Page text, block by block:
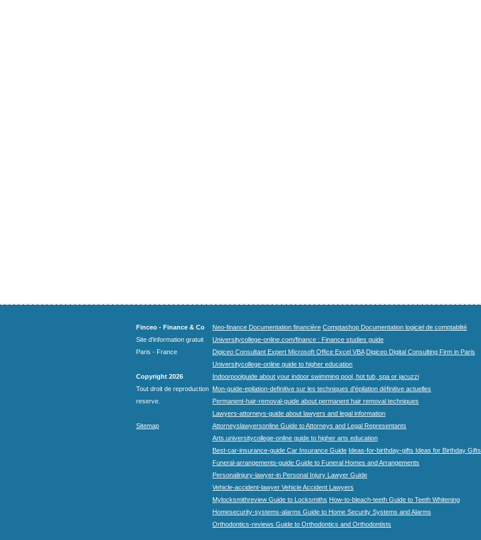
Finceo - Finance & Co
Site d'information gratuit
Paris - France
Copyright 2026
Tout droit de reproduction
reserve.
Sitemap
Neo-finance Documentation financière Comptashop Documentation logiciel de comptablité
Universitycollege-online.com/finance : Finance studies guide
Digiceo Consultant Expert Microsoft Office Excel VBA Digiceo Digital Consulting Firm in Paris
Universitycollege-online guide to higher education
Indoorpoolguide about your indoor swimming pool, hot tub, spa or jacuzzi
Mon-guide-epilation-definitive sur les techniques d'épilation définitive actuelles
Permanent-hair-removal-guide about permanent hair removal techniques
Lawyers-attorneys-guide about lawyers and legal information
Attorneyslawyersonline Guide to Attorneys and Legal Representants
Arts.universitycollege-online guide to higher arts education
Best-car-insurance-guide Car Insurance Guide Ideas-for-birthday-gifts Ideas for Birthday Gifts
Funeral-arrangements-guide Guide to Funeral Homes and Arrangements
Personalinjury-lawyer-in Personal Injury Lawyer Guide
Vehicle-accident-lawyer Vehicle Accident Lawyers
Mylocksmithreview Guide to Locksmiths How-to-bleach-teeth Guide to Teeth Whitening
Homesecurity-systems-alarms Guide to Home Security Systems and Alarms
Orthodontics-reviews Guide to Orthodontics and Orthodontists